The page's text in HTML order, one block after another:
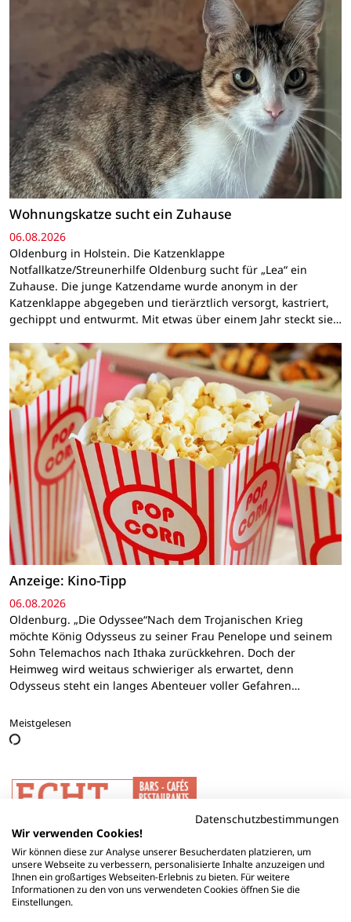
Wohnungskatze sucht ein Zuhause
06.08.2026
Oldenburg in Holstein. Die Katzenklappe
Notfallkatze/Streunerhilfe Oldenburg sucht für „Lea“ ein
Zuhause. Die junge Katzendame wurde anonym in der
Katzenklappe abgegeben und tierärztlich versorgt, kastriert,
gechippt und entwurmt. Mit etwas über einem Jahr steckt sie…
Anzeige: Kino-Tipp
06.08.2026
Oldenburg. „Die Odyssee“Nach dem Trojanischen Krieg
möchte König Odysseus zu seiner Frau Penelope und seinem
Sohn Telemachos nach Ithaka zurückkehren. Doch der
Heimweg wird weitaus schwieriger als erwartet, denn
Odysseus steht ein langes Abenteuer voller Gefahren…
Meistgelesen
Datenschutzbestimmungen
Wir verwenden Cookies!
Wir können diese zur Analyse unserer Besucherdaten platzieren, um
unsere Webseite zu verbessern, personalisierte Inhalte anzuzeigen und
Ihnen ein großartiges Webseiten-Erlebnis zu bieten. Für weitere
Informationen zu den von uns verwendeten Cookies öffnen Sie die
Einstellungen.